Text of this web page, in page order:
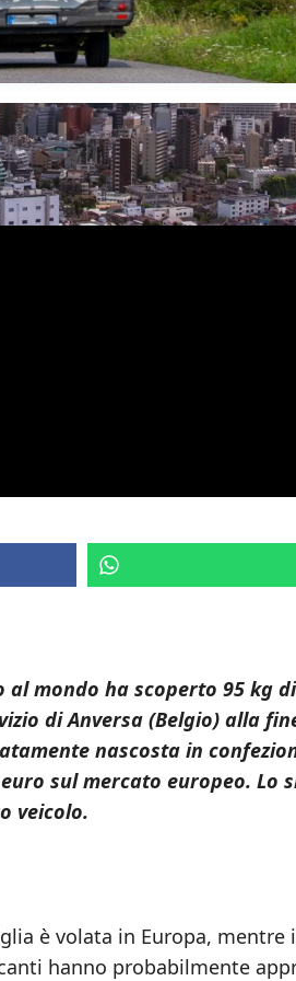
mondo ha scoperto 95 kg
di Anversa (Belgio) alla
nascosta in
sul mercato europeo. Lo
veicolo.
è volata in Europa, mentre
hanno probabilmente